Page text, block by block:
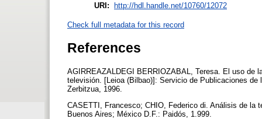
URI: http://hdl.handle.net/10760/12072
Check full metadata for this record
References
AGIRREAZALDEGI BERRIOZABAL, Teresa. El uso de
televisión. [Leioa (Bilbao)]: Servicio de Publicaciones
Zerbitzua, 1996.
CASETTI, Francesco; CHIO, Federico di. Análisis de la
Buenos Aires; México D.F.: Paidós, 1.999.